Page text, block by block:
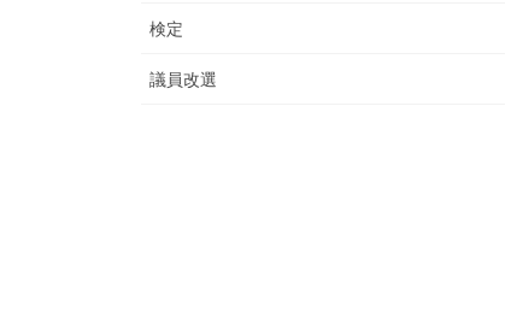
検定
議員改選